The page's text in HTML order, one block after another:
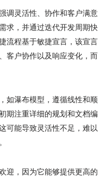
调灵活性、协作和客户满意
求，并通过迭代开发周期快
流程基于敏捷宣言，该宣言
客户协作以及响应变化，而
如瀑布模型，遵循线性和顺
期注重详细的规划和文档编
可能导致灵活性不足，难以
迎，因为它能够提供更高的